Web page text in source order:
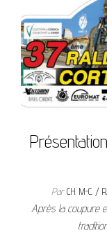
ParCH. M-C /
Après la coupure